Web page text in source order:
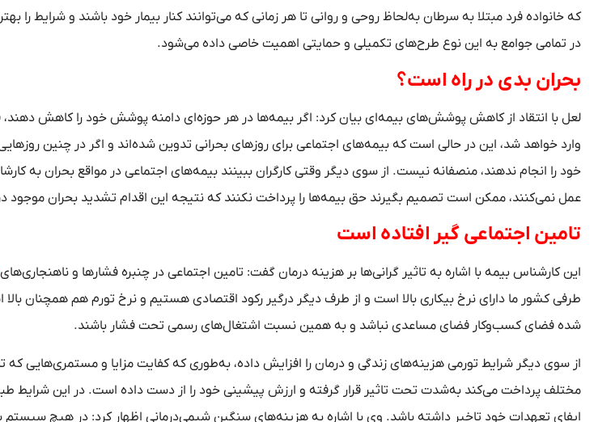
که خانواده‌ فرد مبتلا به سرطان به‌لحاظ روحی و روانی تا هر زمانی که می‌توانند کنار بیمار خود باشند و شرایط را
در تمامی جوامع به این نوع طرح‌های تکمیلی و حمایتی اهمیت خاصی داده می‌شود.
بحران بدی در راه است؟
لعل با انتقاد از کاهش پوشش‌های بیمه‌ای بیان کرد: اگر بیمه‌ها در هر حوزه‌ای دامنه پوشش خود را کاهش دهند،
وارد خواهد شد، این در حالی است که بیمه‌های اجتماعی برای روزهای بحرانی تدوین شده‌اند و اگر در چنین
خود را انجام ندهند، منصفانه نیست. از سوی دیگر وقتی کارگران ببینند بیمه‌های اجتماعی در مواقع بحران به
عمل نمی‌کنند، ممکن است تصمیم بگیرند حق بیمه‌ها را پرداخت نکنند که نتیجه این اقدام تشدید بحران
تامین اجتماعی گیر افتاده است
این کارشناس بیمه با اشاره به تاثیر گرانی‌ها بر هزینه درمان گفت: تامین اجتماعی در چنبره فشارها و ناهنجاری‌های
طرفی کشور ما دارای نرخ بیکاری بالا است و از طرف دیگر درگیر رکود اقتصادی هستیم و نرخ تورم هم همچنان
شده فضای کسب‌وکار فضای مساعدی نباشد و به همین نسبت اشتغال‌های رسمی تحت فشار باشند.
از سوی دیگر شرایط تورمی هزینه‌های زندگی و درمان را افزایش داده، به‌طوری که کفایت مزایا و مستمری‌هایی
مختلف پرداخت می‌کند به‌شدت تحت تاثیر قرار گرفته و ارزش پیشینی خود را از دست داده است. در این شرایط
ایفای تعهدات خود تاخیر داشته باشد. وی با اشاره به هزینه‌های سنگین شیمی‌درمانی اظهار کرد: در هیچ